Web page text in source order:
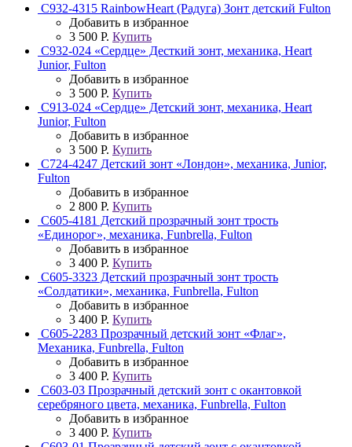
C932-4315 RainbowHeart (Радуга) Зонт детский Fulton
Добавить в избранное
3 500 Р. Купить
C932-024 «Сердце» Десткий зонт, механика, Heart
Junior, Fulton
Добавить в избранное
3 500 Р. Купить
C913-024 «Сердце» Детский зонт, механика, Heart
Junior, Fulton
Добавить в избранное
3 500 Р. Купить
C724-4247 Детский зонт «Лондон», механика, Junior,
Fulton
Добавить в избранное
2 800 Р. Купить
C605-4181 Детский прозрачный зонт трость
«Единорог», механика, Funbrella, Fulton
Добавить в избранное
3 400 Р. Купить
C605-3323 Детский прозрачный зонт трость
«Солдатики», механика, Funbrella, Fulton
Добавить в избранное
3 400 Р. Купить
C605-2283 Прозрачный детский зонт «Флаг»,
Механика, Funbrella, Fulton
Добавить в избранное
3 400 Р. Купить
C603-03 Прозрачный детский зонт с окантовкой
серебряного цвета, механика, Funbrella, Fulton
Добавить в избранное
3 400 Р. Купить